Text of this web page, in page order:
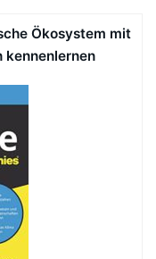
Ökosystem mit
kennenlernen